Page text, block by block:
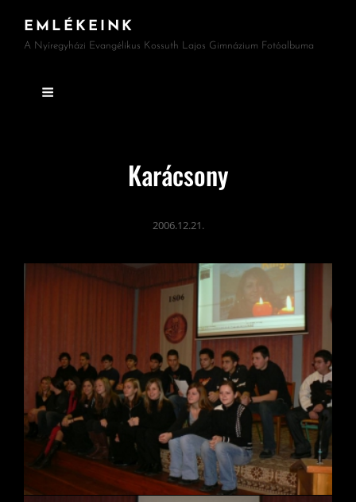
EMLÉKEINK
A Nyíregyházi Evangélikus Kossuth Lajos Gimnázium Fotóalbuma
Karácsony
2006.12.21.